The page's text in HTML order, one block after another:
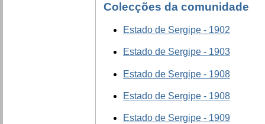
Colecções da comunidade
Estado de Sergipe - 1902
Estado de Sergipe - 1903
Estado de Sergipe - 1908
Estado de Sergipe - 1908
Estado de Sergipe - 1909